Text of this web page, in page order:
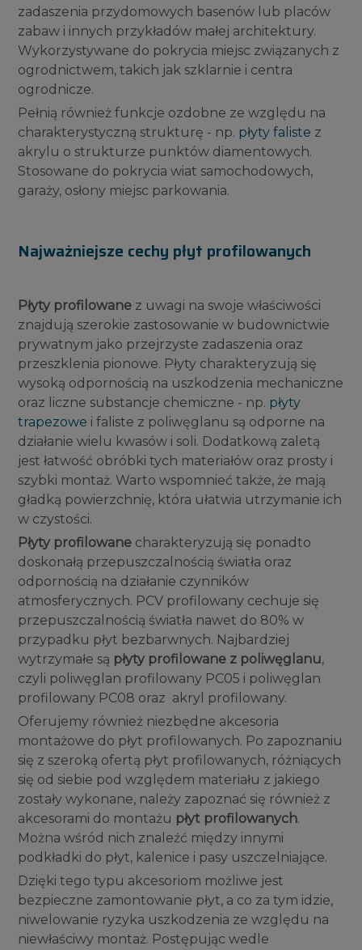
zadaszenia przydomowych basenów lub placów
zabaw i innych przykładów małej architektury.
Wykorzystywane do pokrycia miejsc związanych z
ogrodnictwem, takich jak szklarnie i centra
ogrodnicze.
Pełnią również funkcje ozdobne ze względu na
charakterystyczną strukturę - np. płyty faliste z
akrylu o strukturze punktów diamentowych.
Stosowane do pokrycia wiat samochodowych,
garaży, osłony miejsc parkowania.
Najważniejsze cechy płyt profilowanych
Płyty profilowane z uwagi na swoje właściwości
znajdują szerokie zastosowanie w budownictwie
prywatnym jako przejrzyste zadaszenia oraz
przeszklenia pionowe. Płyty charakteryzują się
wysoką odpornością na uszkodzenia mechaniczne
oraz liczne substancje chemiczne - np. płyty
trapezowe i faliste z poliwęglanu są odporne na
działanie wielu kwasów i soli. Dodatkową zaletą
jest łatwość obróbki tych materiałów oraz prosty i
szybki montaż. Warto wspomnieć także, że mają
gładką powierzchnię, która ułatwia utrzymanie ich
w czystości.
Płyty profilowane charakteryzują się ponadto
doskonałą przepuszczalnością światła oraz
odpornością na działanie czynników
atmosferycznych. PCV profilowany cechuje się
przepuszczalnością światła nawet do 80% w
przypadku płyt bezbarwnych. Najbardziej
wytrzymałe są płyty profilowane z poliwęglanu,
czyli poliwęglan profilowany PC05 i poliwęglan
profilowany PC08 oraz akryl profilowany.
Oferujemy również niezbędne akcesoria
montażowe do płyt profilowanych. Po zapoznaniu
się z szeroką ofertą płyt profilowanych, różniących
się od siebie pod względem materiału z jakiego
zostały wykonane, należy zapoznać się również z
akcesorami do montażu płyt profilowanych.
Można wśród nich znaleźć między innymi
podkładki do płyt, kalenice i pasy uszczelniające.
Dzięki tego typu akcesoriom możliwe jest
bezpieczne zamontowanie płyt, a co za tym idzie,
niwelowanie ryzyka uszkodzenia ze względu na
niewłaściwy montaż. Postępując wedle